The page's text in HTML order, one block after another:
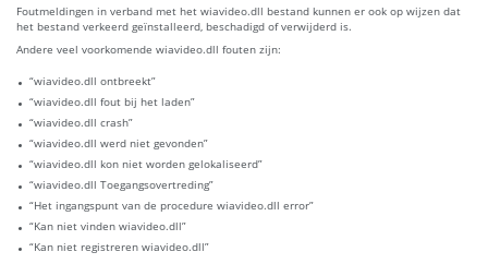
Foutmeldingen in verband met het wiavideo.dll bestand kunnen er ook op wijzen dat
het bestand verkeerd geïnstalleerd, beschadigd of verwijderd is.
Andere veel voorkomende wiavideo.dll fouten zijn:
“wiavideo.dll ontbreekt”
“wiavideo.dll fout bij het laden”
“wiavideo.dll crash”
“wiavideo.dll werd niet gevonden”
“wiavideo.dll kon niet worden gelokaliseerd”
“wiavideo.dll Toegangsovertreding”
“Het ingangspunt van de procedure wiavideo.dll error”
“Kan niet vinden wiavideo.dll”
“Kan niet registreren wiavideo.dll”